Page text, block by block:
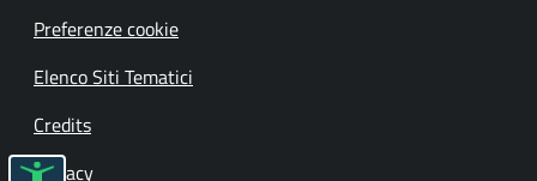
Preferenze cookie
Elenco Siti Tematici
Credits
Privacy